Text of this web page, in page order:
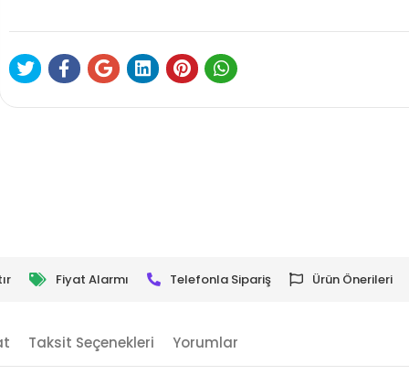
Fiyat Alarmı Telefonla Sipariş Ürün Önerileri
Taksit Seçenekleri Yorumlar